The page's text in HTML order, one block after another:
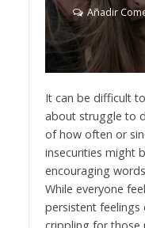
Añadir
It can be difficult
about struggle to
of how often or
insecurities might
encouraging
While everyone
persistent feelings